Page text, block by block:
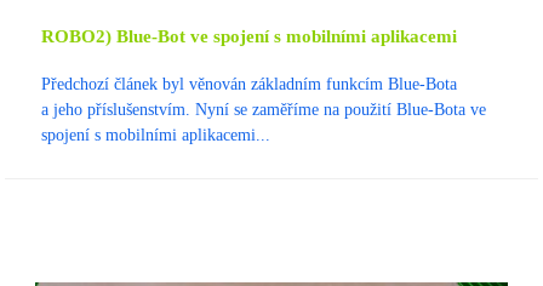
ROBO2) Blue-Bot ve spojení s mobilními aplikacemi
Předchozí článek byl věnován základním funkcím Blue-Bota
a jeho příslušenstvím. Nyní se zaměříme na použití Blue-Bota ve
spojení s mobilními aplikacemi...